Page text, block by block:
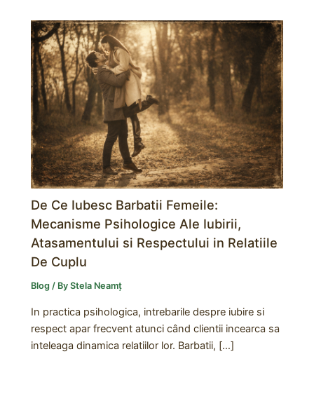
De Ce Iubesc Barbatii Femeile:
Mecanisme Psihologice Ale Iubirii,
Atasamentului si Respectului in Relatiile
De Cuplu
Blog / ByStela Neamț
In practica psihologica, intrebarile despre iubire si
respect apar frecvent atunci când clientii incearca sa
inteleaga dinamica relatiilor lor. Barbatii, […]